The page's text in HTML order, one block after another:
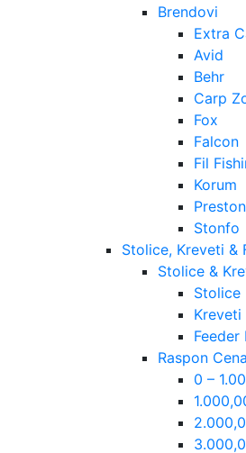
Brendovi
Extra
Avid
Behr
Carp
Fox
Falcon
Fil
Korum
Preston
Stonfo
Stolice, Kreveti &
Stolice &
Stolice
Kreveti
Feeder
Raspon Cena
0 –